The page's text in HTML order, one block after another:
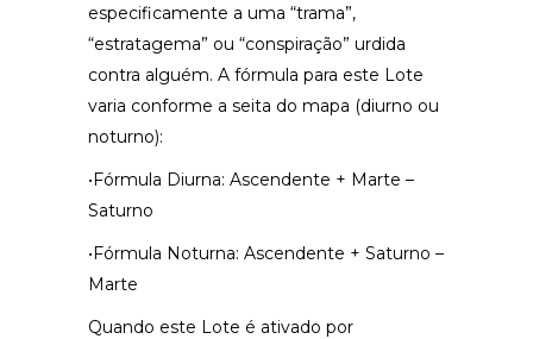
especificamente a uma “trama”,
“estratagema” ou “conspiração” urdida
contra alguém. A fórmula para este Lote
varia conforme a seita do mapa (diurno ou
noturno):
•Fórmula Diurna: Ascendente + Marte –
Saturno
•Fórmula Noturna: Ascendente + Saturno –
Marte
Quando este Lote é ativado por